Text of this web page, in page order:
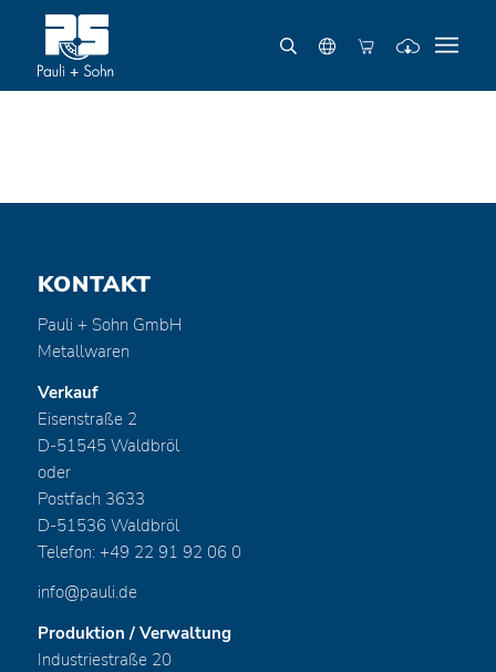
KONTAKT
Pauli + Sohn GmbH
Metallwaren
Verkauf
Eisenstraße 2
D-51545 Waldbröl
oder
Postfach 3633
D-51536 Waldbröl
Telefon: +49 22 91 92 06 0
info@pauli.de
Produktion / Verwaltung
Industriestraße 20